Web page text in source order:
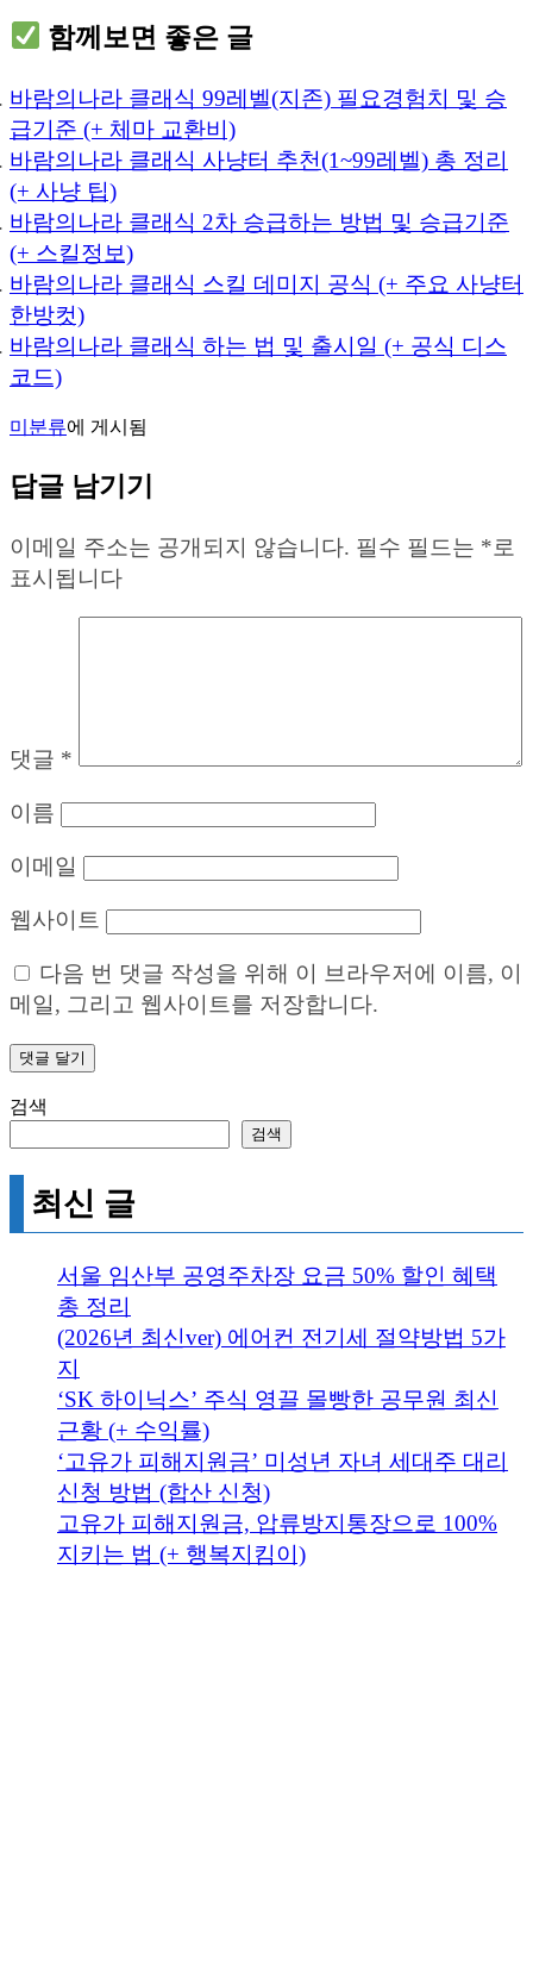
함께보면 좋은 글
바람의나라 클래식 99레벨(지존) 필요경험치 및 승
급기준 (+ 체마 교환비)
바람의나라 클래식 사냥터 추천(1~99레벨) 총 정리
(+ 사냥 팁)
바람의나라 클래식 2차 승급하는 방법 및 승급기준
(+ 스킬정보)
바람의나라 클래식 스킬 데미지 공식 (+ 주요 사냥터
한방컷)
바람의나라 클래식 하는 법 및 출시일 (+ 공식 디스
코드)
미분류에 게시됨
답글 남기기
이메일 주소는 공개되지 않습니다. 필수 필드는 *로
표시됩니다
댓글 *
이름
이메일
웹사이트
다음 번 댓글 작성을 위해 이 브라우저에 이름, 이
메일, 그리고 웹사이트를 저장합니다.
검색
검색
최신 글
서울 임산부 공영주차장 요금 50% 할인 혜택
총 정리
(2026년 최신ver) 에어컨 전기세 절약방법 5가
지
‘SK 하이닉스’ 주식 영끌 몰빵한 공무원 최신
근황 (+ 수익률)
‘고유가 피해지원금’ 미성년 자녀 세대주 대리
신청 방법 (합산 신청)
고유가 피해지원금, 압류방지통장으로 100%
지키는 법 (+ 행복지킴이)